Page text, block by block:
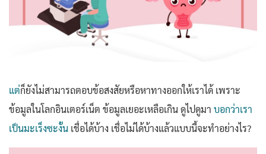
แต่ก็ยังไม่สามารถตอบข้อสงสัยหรือหาทางออกให้เราได้ เพราะ
ข้อมูลในโลกอินเตอร์เน็ต ข้อมูลเยอะเหลือเกิน ดูไปดูมา บอกว่าเรา
เป็นมะเร็งซะงั้น เชื่อได้บ้าง เชื่อไม่ได้บ้างแล้วแบบนี้จะทำอย่างไร?